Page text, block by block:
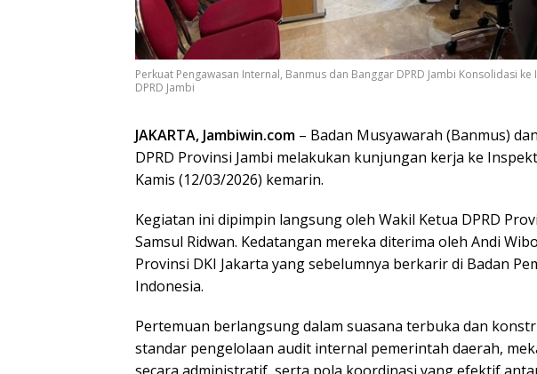
Perkuat Pengawasan Internal, Banmus dan Banggar DPRD Jambi Konsolidasi
DPRD Jambi
JAKARTA, Jambiwin.com – Badan Musyawarah (Banmus)
DPRD Provinsi Jambi melakukan kunjungan kerja ke
Kamis (12/03/2026) kemarin.
Kegiatan ini dipimpin langsung oleh Wakil Ketua DPRD
Samsul Ridwan. Kedatangan mereka diterima oleh Andi
Provinsi DKI Jakarta yang sebelumnya berkarir di Badan
Indonesia.
Pertemuan berlangsung dalam suasana terbuka dan
standar pengelolaan audit internal pemerintah daerah,